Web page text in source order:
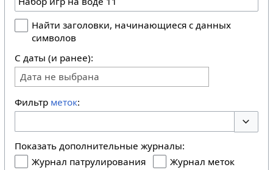
Найти заголовки, начинающиеся с данных
символов
С даты (и ранее):
Дата не выбрана
Фильтр меток:
Показать дополнительные журналы:
Журнал патрулирования
Журнал меток